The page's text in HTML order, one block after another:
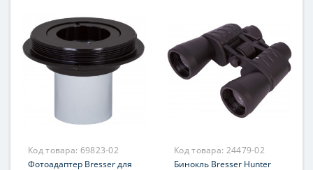
Диаметр главного зеркала
(апертура), мм
40
Фокусное расстояние, мм
Максимальное полезное
80
Код товара: 69823-02
Фотоадаптер Bresser для
Код товара: 24479-02
Бинокль Bresser Hunter